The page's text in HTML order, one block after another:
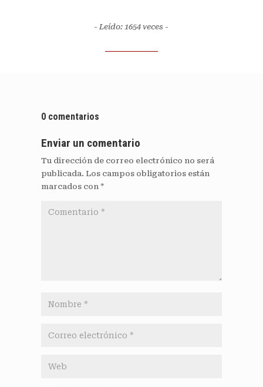
- Leído: 1654 veces -
0 comentarios
Enviar un comentario
Tu dirección de correo electrónico no será
publicada. Los campos obligatorios están
marcados con *